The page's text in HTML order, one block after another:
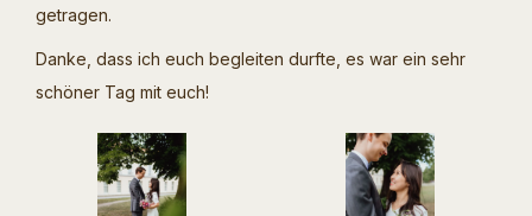
getragen.
Danke, dass ich euch begleiten durfte, es war ein sehr
schöner Tag mit euch!